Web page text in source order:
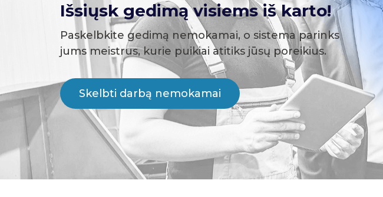
Išsiųsk gedimą visiems iš karto!
Paskelbkite gedimą nemokamai, o sistema parinks
jums meistrus, kurie puikiai atitiks jūsų poreikius.
Skelbti darbą nemokamai